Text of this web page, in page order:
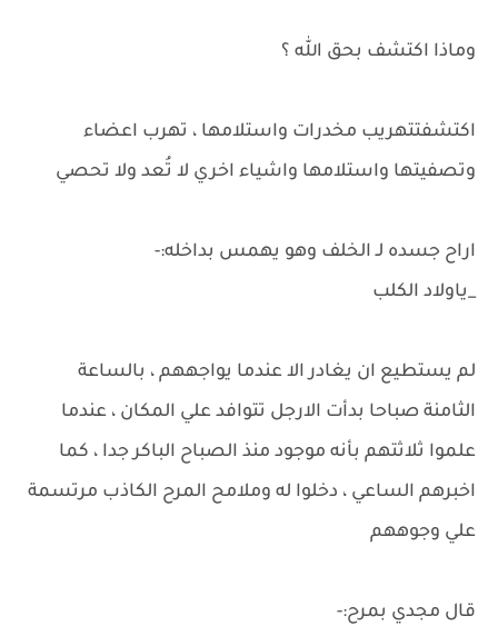
وماذا اكتشف بحق الله ؟
اكتشفتتهريب مخدرات واستلامها ، تهرب اعضاء
وتصفيتها واستلامها واشياء اخري لا تُعد ولا تحصي
اراح جسده لـ الخلف وهو يهمس بداخله:-
_ياولاد الكلب
لم يستطيع ان يغادر الا عندما يواجههم ، بالساعة
الثامنة صباحا بدأت الارجل تتوافد علي المكان ، عندما
علموا ثلاثتهم بأنه موجود منذ الصباح الباكر جدا ، كما
اخبرهم الساعي ، دخلوا له وملامح المرح الكاذب مرتسمة
علي وجوههم
قال مجدي بمرح:-